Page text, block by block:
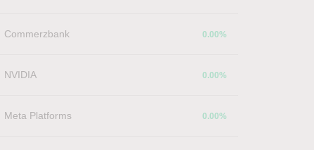
Commerzbank 0.00%
NVIDIA 0.00%
Meta Platforms 0.00%